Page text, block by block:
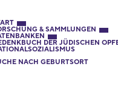
& SAMMLUNGEN
DER JÜDISCHEN
NACH GEBURTSORT